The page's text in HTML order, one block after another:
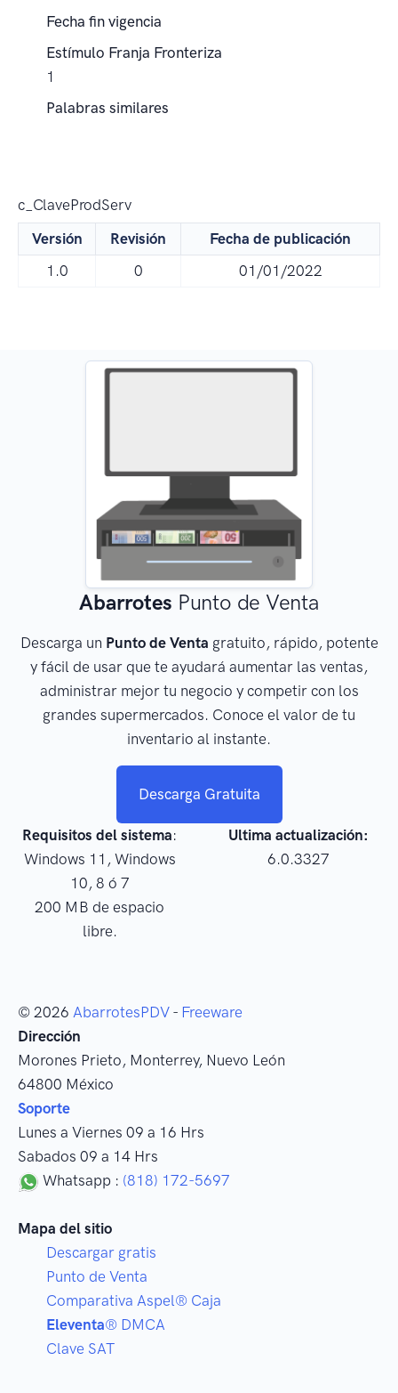
Fecha fin vigencia
Estímulo Franja Fronteriza
1
Palabras similares
c_ClaveProdServ
Versión
Revisión
Fecha de publicación
1.0
0 01/01/2022
Abarrotes Punto de Venta
Descarga un Punto de Venta gratuito, rápido, potente
y fácil de usar que te ayudará aumentar las ventas,
administrar mejor tu negocio y competir con los
grandes supermercados. Conoce el valor de tu
inventario al instante.
Descarga Gratuita
Requisitos del sistema:
Windows 11, Windows
10, 8 ó 7
200 MB de espacio
libre.
Ultima actualización:
6.0.3327
© 2026 AbarrotesPDV - Freeware
Dirección
Morones Prieto, Monterrey, Nuevo León
64800 México
Soporte
Lunes a Viernes 09 a 16 Hrs
Sabados 09 a 14 Hrs
Whatsapp : (818) 172-5697
Mapa del sitio
Descargar gratis
Punto de Venta
Comparativa Aspel® Caja
Eleventa® DMCA
Clave SAT